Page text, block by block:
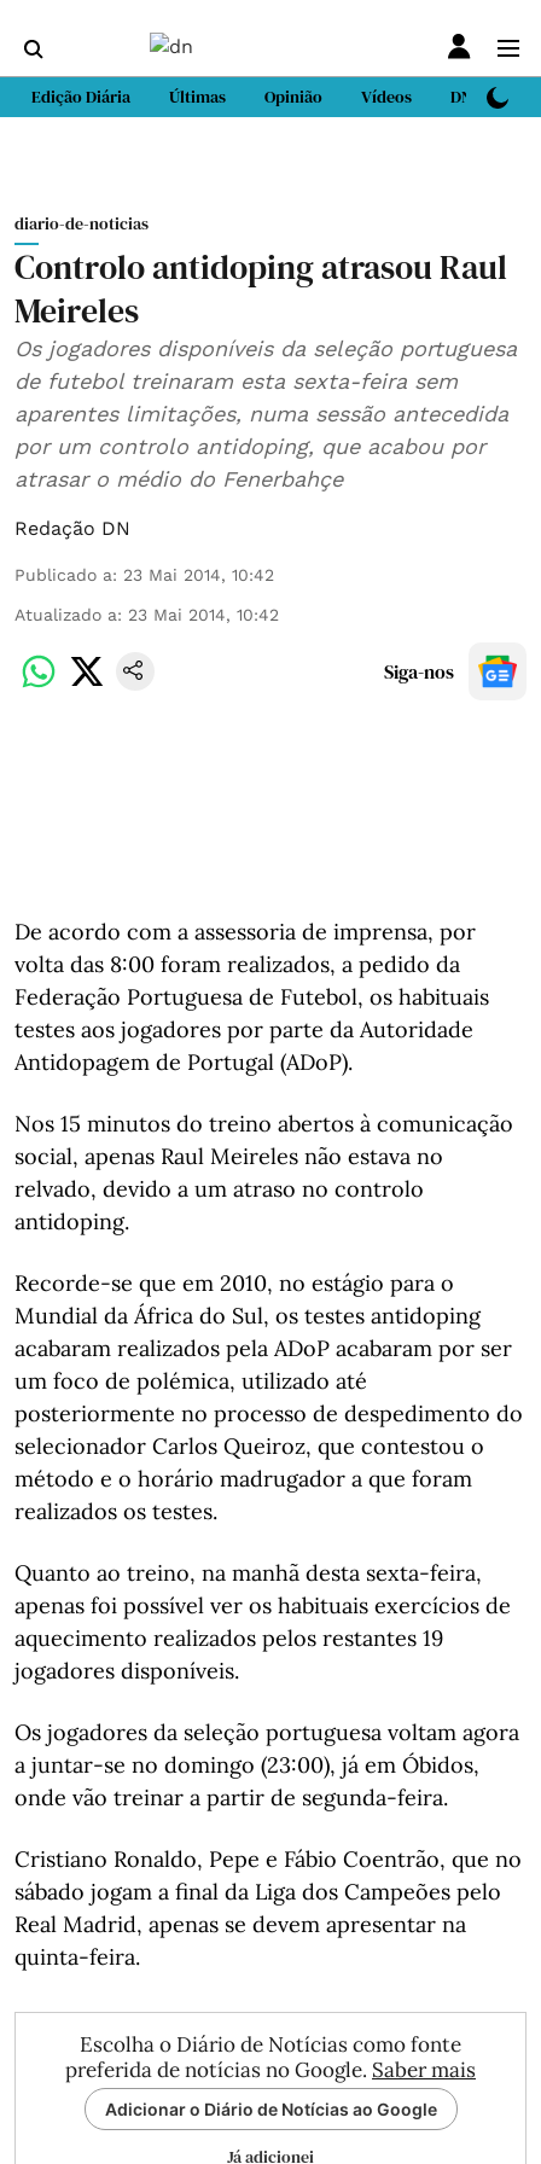
Edição Diária Últimas Opinião Vídeos DN Sport
diario-de-noticias
Controlo antidoping atrasou Raul
Meireles
Os jogadores disponíveis da seleção portuguesa
de futebol treinaram esta sexta-feira sem
aparentes limitações, numa sessão antecedida
por um controlo antidoping, que acabou por
atrasar o médio do Fenerbahçe
Redação DN
Publicado a: 23 Mai 2014, 10:42
Atualizado a: 23 Mai 2014, 10:42
Siga-nos
De acordo com a assessoria de imprensa, por
volta das 8:00 foram realizados, a pedido da
Federação Portuguesa de Futebol, os habituais
testes aos jogadores por parte da Autoridade
Antidopagem de Portugal (ADoP).
Nos 15 minutos do treino abertos à comunicação
social, apenas Raul Meireles não estava no
relvado, devido a um atraso no controlo
antidoping.
Recorde-se que em 2010, no estágio para o
Mundial da África do Sul, os testes antidoping
acabaram realizados pela ADoP acabaram por ser
um foco de polémica, utilizado até
posteriormente no processo de despedimento do
selecionador Carlos Queiroz, que contestou o
método e o horário madrugador a que foram
realizados os testes.
Quanto ao treino, na manhã desta sexta-feira,
apenas foi possível ver os habituais exercícios de
aquecimento realizados pelos restantes 19
jogadores disponíveis.
Os jogadores da seleção portuguesa voltam agora
a juntar-se no domingo (23:00), já em Óbidos,
onde vão treinar a partir de segunda-feira.
Cristiano Ronaldo, Pepe e Fábio Coentrão, que no
sábado jogam a final da Liga dos Campeões pelo
Real Madrid, apenas se devem apresentar na
quinta-feira.
Escolha o Diário de Notícias como fonte
preferida de notícias no Google. Saber mais
Adicionar o Diário de Notícias ao Google
Já adicionei